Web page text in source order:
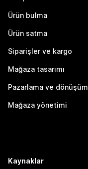
Ürün bulma
Ürün satma
Siparişler ve kargo
Mağaza tasarımı
Pazarlama ve dönüşüm
Mağaza yönetimi
Kaynaklar